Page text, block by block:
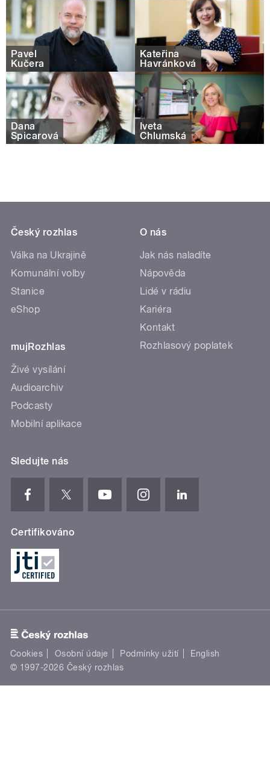
Pavel
Kučera
Kateřina
Havránková
Dana
Špicarová
Iveta
Chlumská
Český rozhlas
Válka na Ukrajině
Komunální volby
Stanice
eShop
mujRozhlas
Živé vysílání
Audioarchiv
Podcasty
Mobilní aplikace
O nás
Jak nás naladíte
Nápověda
Lidé v rádiu
Kariéra
Kontakt
Rozhlasový poplatek
Sledujte nás
Certifikováno
Cookies Osobní údaje Podmínky užití
English
© 1997-2026 Český rozhlas